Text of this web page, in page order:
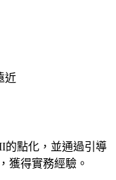
近
的點化，並通過引導
獲得實務經驗。